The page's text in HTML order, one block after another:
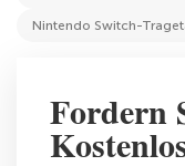
Nintendo Switch-
Fordern